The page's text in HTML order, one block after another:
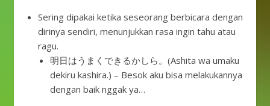
Sering dipakai ketika seseorang berbicara dengan
dirinya sendiri, menunjukkan rasa ingin tahu atau
ragu.
明日はうまくできるかしら。(Ashita wa umaku
dekiru kashira.) – Besok aku bisa melakukannya
dengan baik nggak ya…